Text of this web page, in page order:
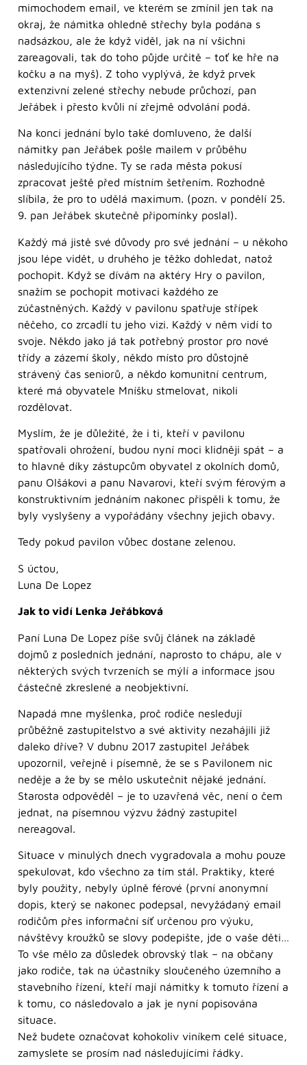
mimochodem email, ve kterém se zmínil jen tak na
okraj, že námitka ohledně střechy byla podána s
nadsázkou, ale že když viděl, jak na ní všichni
zareagovali, tak do toho půjde určitě – toť ke hře na
kočku a na myš). Z toho vyplývá, že když prvek
extenzivní zelené střechy nebude průchozí, pan
Jeřábek i přesto kvůli ní zřejmě odvolání podá.
Na konci jednání bylo také domluveno, že další
námitky pan Jeřábek pošle mailem v průběhu
následujícího týdne. Ty se rada města pokusí
zpracovat ještě před místním šetřením. Rozhodně
slíbila, že pro to udělá maximum. (pozn. v pondělí 25.
9. pan Jeřábek skutečně připomínky poslal).
Každý má jistě své důvody pro své jednání – u někoho
jsou lépe vidět, u druhého je těžko dohledat, natož
pochopit. Když se dívám na aktéry Hry o pavilon,
snažím se pochopit motivaci každého ze
zúčastněných. Každý v pavilonu spatřuje střípek
něčeho, co zrcadlí tu jeho vizi. Každý v něm vidí to
svoje. Někdo jako já tak potřebný prostor pro nové
třídy a zázemí školy, někdo místo pro důstojně
strávený čas seniorů, a někdo komunitní centrum,
které má obyvatele Mníšku stmelovat, nikoli
rozdělovat.
Myslím, že je důležité, že i ti, kteří v pavilonu
spatřovali ohrožení, budou nyní moci klidněji spát – a
to hlavně díky zástupcům obyvatel z okolních domů,
panu Olšákovi a panu Navarovi, kteří svým férovým a
konstruktivním jednáním nakonec přispěli k tomu, že
byly vyslyšeny a vypořádány všechny jejich obavy.
Tedy pokud pavilon vůbec dostane zelenou.
S úctou,
Luna De Lopez
Jak to vidí Lenka Jeřábková
Paní Luna De Lopez píše svůj článek na základě
dojmů z posledních jednání, naprosto to chápu, ale v
některých svých tvrzeních se mýlí a informace jsou
částečně zkreslené a neobjektivní.
Napadá mne myšlenka, proč rodiče nesledují
průběžně zastupitelstvo a své aktivity nezahájili již
daleko dříve? V dubnu 2017 zastupitel Jeřábek
upozornil, veřejně i písemně, že se s Pavilonem nic
neděje a že by se mělo uskutečnit nějaké jednání.
Starosta odpověděl – je to uzavřená věc, není o čem
jednat, na písemnou výzvu žádný zastupitel
nereagoval.
Situace v minulých dnech vygradovala a mohu pouze
spekulovat, kdo všechno za tím stál. Praktiky, které
byly použity, nebyly úplně férové (první anonymní
dopis, který se nakonec podepsal, nevyžádaný email
rodičům přes informační síť určenou pro výuku,
návštěvy kroužků se slovy podepište, jde o vaše děti…
To vše mělo za důsledek obrovský tlak – na občany
jako rodiče, tak na účastníky sloučeného územního a
stavebního řízení, kteří mají námitky k tomuto řízení a
k tomu, co následovalo a jak je nyní popisována
situace.
Než budete označovat kohokoliv viníkem celé situace,
zamyslete se prosím nad následujícími řádky.